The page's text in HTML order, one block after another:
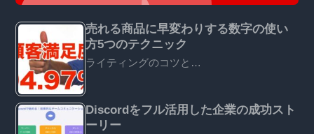
売れる商品に早変わりする数字の使い
方5つのテクニック
ライティングのコツと…
Discordをフル活用した企業の成功スト
ーリー